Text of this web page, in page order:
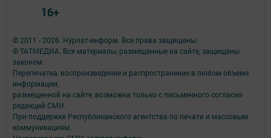
© 2011 - 2026. Нурлат-⁠информ. Все права защищены.
© ТАТМЕДИА. Все материалы, размещенные на сайте, защищены
законом.
Перепечатка, воспроизведение и распространение в любом объеме
информации,
размещенной на сайте, возможна только с письменного согласия
редакций СМИ.
При поддержке Республиканского агентства по печати и массовым
коммуникациям.
16+